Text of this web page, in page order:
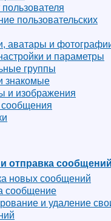
пользователя
пользовательских
аватары и
и параметры
группы
знакомые
и изображения
отправка
новых сообщений
сообщение
и удаление